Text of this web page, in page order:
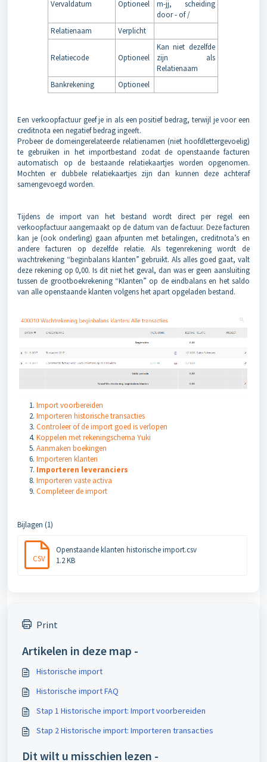
Vervaldatum Optioneel
m-jj, scheiding
door - of /
Relatienaam
Verplicht
Relatiecode Optioneel
Kan niet dezelfde
zijn als
Relatienaam
Bankrekening
Optioneel
Een verkoopfactuur geef je in als een positief bedrag, terwijl je voor een
creditnota een negatief bedrag ingeeft.
Probeer de domeingerelateerde relatienamen (niet hoofdlettergevoelig)
te gebruiken in het importbestand zodat de openstaande facturen
automatisch op de bestaande relatiekaartjes worden opgenomen.
Mochten er dubbele relatiekaartjes zijn dan kunnen deze achteraf
samengevoegd worden.
Tijdens de import van het bestand wordt direct per regel een
verkoopfactuur aangemaakt op de datum van de factuur. Deze facturen
kan je (ook onderling) gaan afpunten met betalingen, creditnota’s en
andere facturen op dezelfde relatie. Als tegenrekening wordt de
wachtrekening “beginbalans klanten” gebruikt. Als alles goed gaat, valt
deze rekening op 0,00. Is dit niet het geval, dan was er geen aansluiting
tussen de grootboekrekening “Klanten” op de eindbalans en het saldo
van alle openstaande klanten volgens het apart opgeladen bestand.
Import voorbereiden
Importeren historische transacties
Controleer of de import goed is verlopen
Koppelen met rekeningschema Yuki
Aanmaken boekingen
Importeren klanten
Importeren leveranciers
Importeren vaste activa
Completeer de import
Bijlagen (1)
CSV
Openstaande klanten historische import.csv
1.2 KB
Print
Artikelen in deze map -
Historische import
Historische import FAQ
Stap 1 Historische import: Import voorbereiden
Stap 2 Historische import: Importeren transacties
Dit wilt u misschien lezen -